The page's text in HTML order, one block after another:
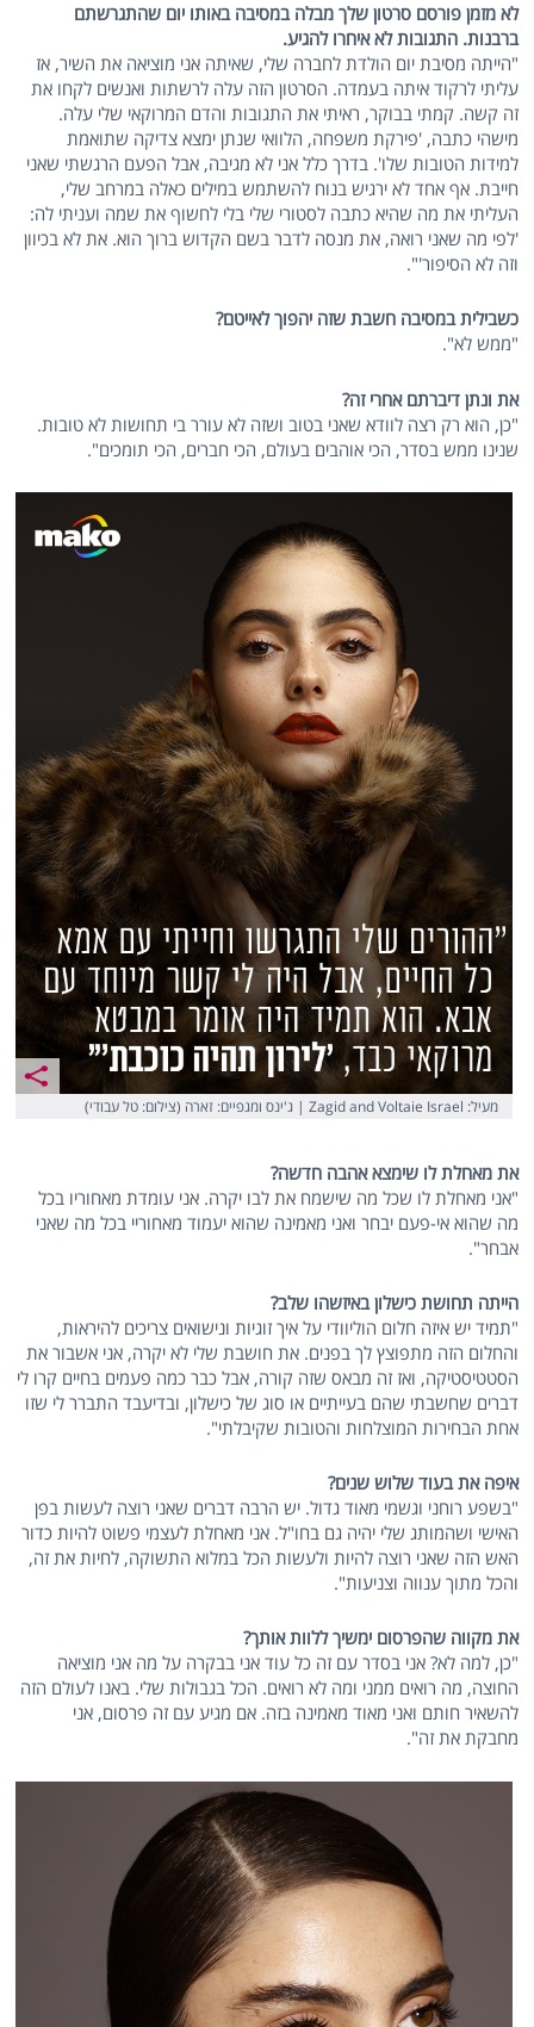
לא מזמן פורסם סרטון שלך מבלה במסיבה באותו יום שהתגרשתם
ברבנות. התגובות לא איחרו להגיע.
"הייתה מסיבת יום הולדת לחברה שלי, שאיתה אני מוציאה את השיר, אז
עליתי לרקוד איתה בעמדה. הסרטון הזה עלה לרשתות ואנשים לקחו את
זה קשה. קמתי בבוקר, ראיתי את התגובות והדם המרוקאי שלי עלה.
מישהי כתבה, 'פירקת משפחה, הלוואי שנתן ימצא צדיקה שתואמת
למידות הטובות שלו'. בדרך כלל אני לא מגיבה, אבל הפעם הרגשתי שאני
חייבת. אף אחד לא ירגיש בנוח להשתמש במילים כאלה במרחב שלי,
העליתי את מה שהיא כתבה לסטורי שלי בלי לחשוף את שמה ועניתי לה:
'לפי מה שאני רואה, את מנסה לדבר בשם הקדוש ברוך הוא. את לא בכיוון
וזה לא הסיפור'".
כשבילית במסיבה חשבת שזה יהפוך לאייטם?
"ממש לא".
את ונתן דיברתם אחרי זה?
"כן, הוא רק רצה לוודא שאני בטוב ושזה לא עורר בי תחושות לא טובות.
שנינו ממש בסדר, הכי אוהבים בעולם, הכי חברים, הכי תומכים".
מעיל: Zagid and Voltaie Israel | ג'ינס ומגפיים: זארה (צילום: טל עבודי)
את מאחלת לו שימצא אהבה חדשה?
"אני מאחלת לו שכל מה שישמח את לבו יקרה. אני עומדת מאחוריו בכל
מה שהוא אי-פעם יבחר ואני מאמינה שהוא יעמוד מאחוריי בכל מה שאני
אבחר".
הייתה תחושת כישלון באיזשהו שלב?
"תמיד יש איזה חלום הוליוודי על איך זוגיות ונישואים צריכים להיראות,
והחלום הזה מתפוצץ לך בפנים. את חושבת שלי לא יקרה, אני אשבור את
הסטטיסטיקה, ואז זה מבאס שזה קורה, אבל כבר כמה פעמים בחיים קרו לי
דברים שחשבתי שהם בעייתיים או סוג של כישלון, ובדיעבד התברר לי שזו
אחת הבחירות המוצלחות והטובות שקיבלתי".
איפה את בעוד שלוש שנים?
"בשפע רוחני וגשמי מאוד גדול. יש הרבה דברים שאני רוצה לעשות בפן
האישי ושהמותג שלי יהיה גם בחו"ל. אני מאחלת לעצמי פשוט להיות כדור
האש הזה שאני רוצה להיות ולעשות הכל במלוא התשוקה, לחיות את זה,
והכל מתוך ענווה וצניעות".
את מקווה שהפרסום ימשיך ללוות אותך?
"כן, למה לא? אני בסדר עם זה כל עוד אני בבקרה על מה אני מוציאה
החוצה, מה רואים ממני ומה לא רואים. הכל בגבולות שלי. באנו לעולם הזה
להשאיר חותם ואני מאוד מאמינה בזה. אם מגיע עם זה פרסום, אני
מחבקת את זה".